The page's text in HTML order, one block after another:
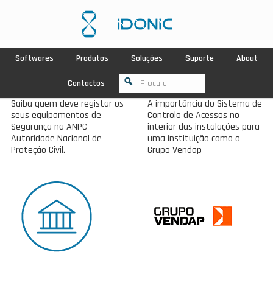
Softwares Produtos Soluções Suporte About
Contactos
Saiba quem deve registar os
seus equipamentos de
Segurança na ANPC
Autoridade Nacional de
Proteção Civil.
A importância do Sistema de
Controlo de Acessos no
interior das instalações para
uma instituição como o
Grupo Vendap